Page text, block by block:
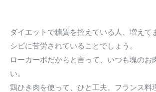
ダイエットで糖質を控えている人、増えて
シピに苦労されていることでしょう。
ローカーボだからと言って、いつも塊のお
い。
鶏ひき肉を使って、ひと工夫。フランス料